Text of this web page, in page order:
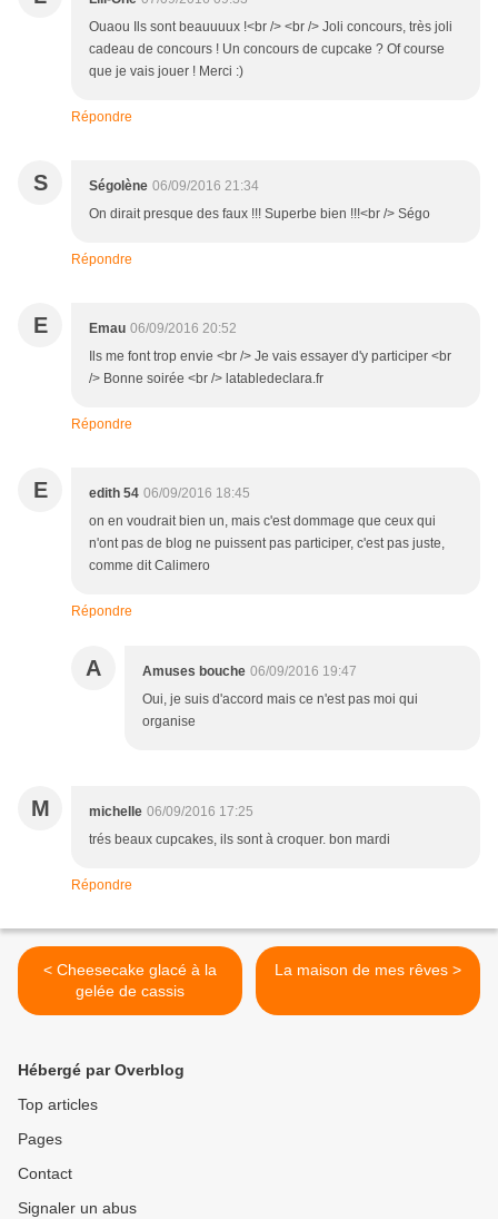
Ouaou Ils sont beauuuux !<br /> <br /> Joli concours, très joli
cadeau de concours ! Un concours de cupcake ? Of course
que je vais jouer ! Merci :)
Répondre
S Ségolène 06/09/2016 21:34
On dirait presque des faux !!! Superbe bien !!!<br /> Ségo
Répondre
E Emau 06/09/2016 20:52
Ils me font trop envie <br /> Je vais essayer d'y participer <br
/> Bonne soirée <br /> latabledeclara.fr
Répondre
E edith 54 06/09/2016 18:45
on en voudrait bien un, mais c'est dommage que ceux qui
n'ont pas de blog ne puissent pas participer, c'est pas juste,
comme dit Calimero
Répondre
A Amuses bouche 06/09/2016 19:47
Oui, je suis d'accord mais ce n'est pas moi qui
organise
M michelle 06/09/2016 17:25
trés beaux cupcakes, ils sont à croquer. bon mardi
Répondre
< Cheesecake glacé à la
gelée de cassis
La maison de mes rêves >
Hébergé par Overblog
Top articles
Pages
Contact
Signaler un abus